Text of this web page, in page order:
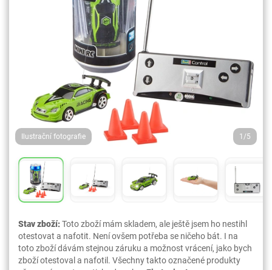
Ilustrační fotografie 1/5
Stav zboží:Toto zboží mám skladem, ale ještě jsem ho nestihl
otestovat a nafotit. Není ovšem potřeba se ničeho bát. I na
toto zboží dávám stejnou záruku a možnost vrácení, jako bych
zboží otestoval a nafotil. Všechny takto označené produkty